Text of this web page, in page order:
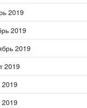
2019
2019
2019
2019